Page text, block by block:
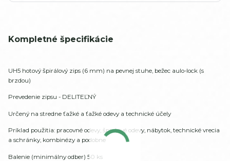
Kompletné špecifikácie
UH5 hotový špirálový zips (6 mm) na pevnej stuhe, bežec aulo-lock (s
brzdou)
Prevedenie zipsu - DELITEĽNÝ
Určený na stredne ťažké a ťažké odevy a technické účely
Príklad použitia: pracovné odevy, športové odevy, nábytok, technické vrecia
a schránky, kombinézy a podobne
Balenie (minimálny odber) 50 ks